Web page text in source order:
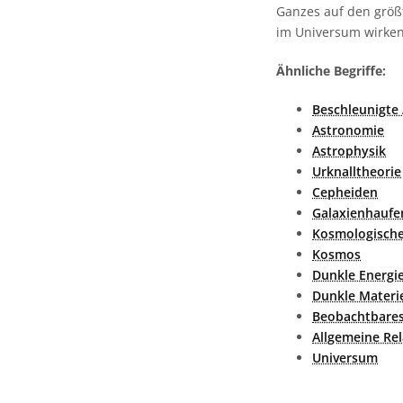
Ganzes auf den
im Universum
Ähnliche Begriffe:
Astronomie
Astrophysik
Urknalltheorie
Cepheiden
Kosmos
Dunkle
Dunkle
Allgemeine
Universum